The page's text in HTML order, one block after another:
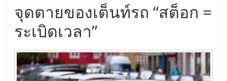
จุดตายของเต็นท์รถ “สต็อก =
ระเบิดเวลา”